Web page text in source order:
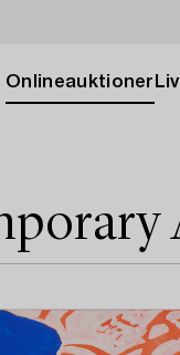
Onlineauktioner